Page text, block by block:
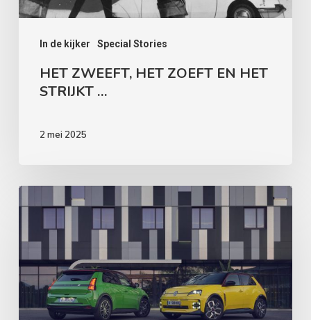
In de kijker Special Stories
HET ZWEEFT, HET ZOEFT EN HET
STRIJKT …
2 mei 2025
IN
HUIS